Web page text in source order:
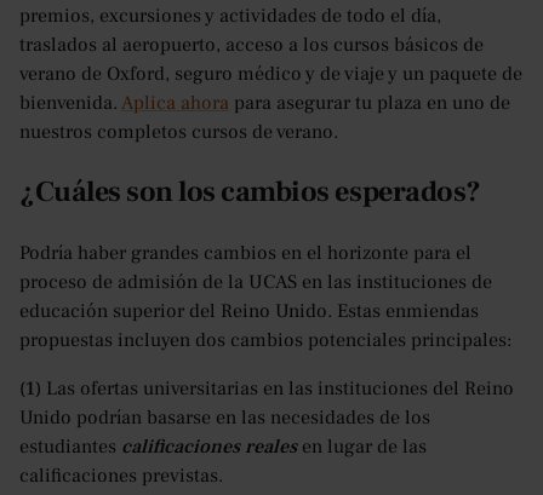
premios, excursiones y actividades de todo el día,
traslados al aeropuerto, acceso a los cursos básicos de
verano de Oxford, seguro médico y de viaje y un paquete de
bienvenida. Aplica ahora para asegurar tu plaza en uno de
nuestros completos cursos de verano.
¿Cuáles son los cambios esperados?
Podría haber grandes cambios en el horizonte para el
proceso de admisión de la UCAS en las instituciones de
educación superior del Reino Unido. Estas enmiendas
propuestas incluyen dos cambios potenciales principales:
(1) Las ofertas universitarias en las instituciones del Reino
Unido podrían basarse en las necesidades de los
estudiantes calificaciones realesen lugar de las
calificaciones previstas.